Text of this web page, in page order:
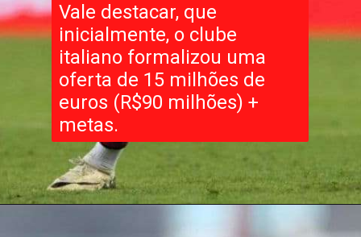
Vale destacar, que
inicialmente, o clube
italiano formalizou uma
oferta de 15 milhões de
euros (R$90 milhões) +
metas.